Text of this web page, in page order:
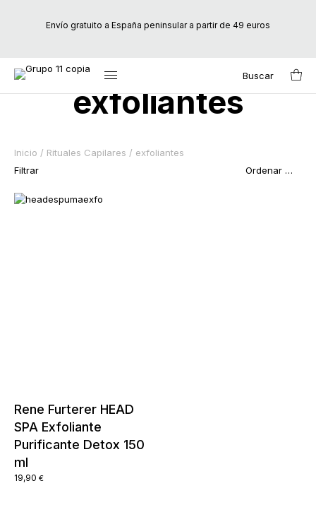
Envío gratuito a España peninsular a partir de 49 euros
Buscar
Search
exfoliantes
Inicio / Rituales Capilares / exfoliantes
Filtrar
Rene Furterer HEAD
SPA Exfoliante
Purificante Detox 150
ml
19,90 €